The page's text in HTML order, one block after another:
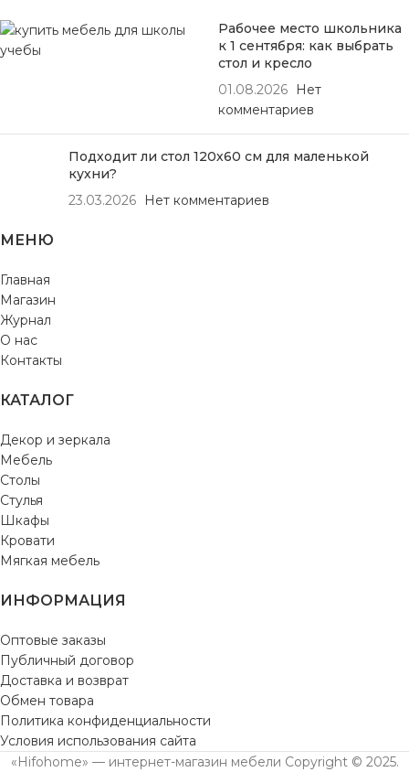
Рабочее место школьника
к 1 сентября: как выбрать
стол и кресло
01.08.2026
Нет
комментариев
Подходит ли стол 120х60 см для маленькой
кухни?
23.03.2026
Нет комментариев
МЕНЮ
Главная
Магазин
Журнал
О нас
Контакты
КАТАЛОГ
Декор и зеркала
Мебель
Столы
Стулья
Шкафы
Кровати
Мягкая мебель
ИНФОРМАЦИЯ
Оптовые заказы
Публичный договор
Доставка и возврат
Обмен товара
Политика конфиденциальности
Условия использования сайта
«Hifohome» — интернет-магазин мебели Copyright © 2025.